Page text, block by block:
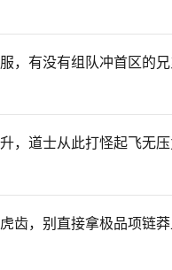
，有没有组队冲首区的
，道士从此打怪起飞无
齿，别直接拿极品项链